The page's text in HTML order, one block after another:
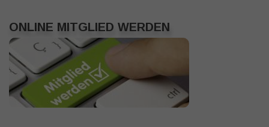
ONLINE MITGLIED WERDEN